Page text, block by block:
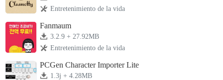
Entretenimiento de la vida
Fanmaum
3.2.9 + 27.92MB
Entretenimiento de la vida
PCGen Character Importer Lite
1.3j + 4.28MB